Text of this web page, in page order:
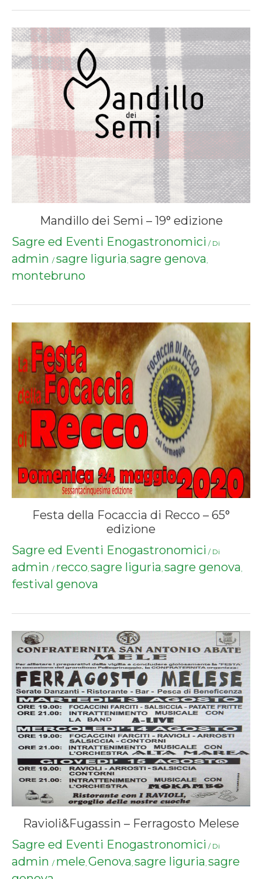
Mandillo dei Semi – 19° edizione
Sagre ed Eventi Enogastronomici / Di
admin /sagre liguria sagre genova
montebruno
Festa della Focaccia di Recco – 65°
edizione
Sagre ed Eventi Enogastronomici / Di
admin / recco, sagre liguria, sagre genova,
festival genova
Ravioli&Fugassin – Ferragosto Melese
Sagre ed Eventi Enogastronomici / Di
admin / mele, Genova, sagre liguria, sagre